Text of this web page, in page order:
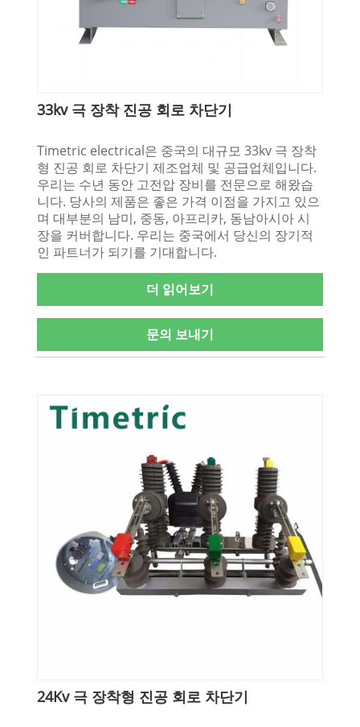
33kv 극 장착 진공 회로 차단기
Timetric electrical은 중국의 대규모 33kv 극 장착
형 진공 회로 차단기 제조업체 및 공급업체입니다.
우리는 수년 동안 고전압 장비를 전문으로 해왔습
니다. 당사의 제품은 좋은 가격 이점을 가지고 있으
며 대부분의 남미, 중동, 아프리카, 동남아시아 시
장을 커버합니다. 우리는 중국에서 당신의 장기적
인 파트너가 되기를 기대합니다.
더 읽어보기
문의 보내기
24Kv 극 장착형 진공 회로 차단기